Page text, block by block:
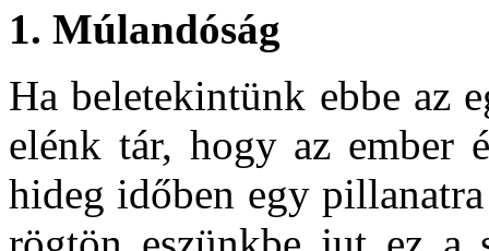
1. Múlandóság
Ha beletekintünk ebbe az
elénk tár, hogy az ember
hideg időben egy